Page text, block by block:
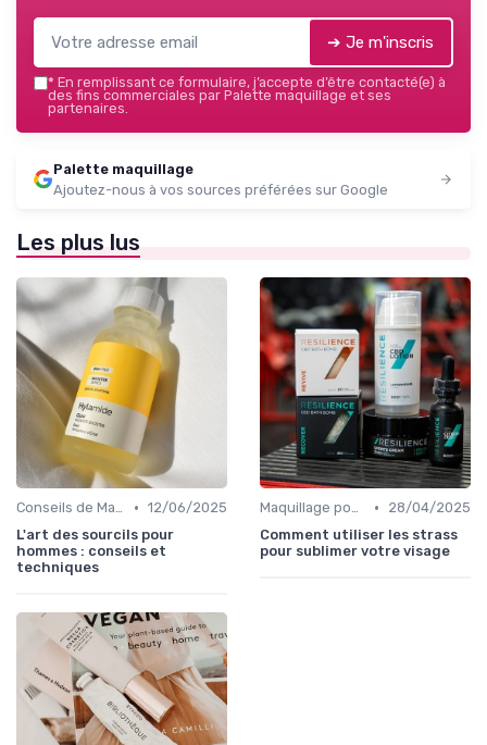
➔ Je m'inscris
* En remplissant ce formulaire, j’accepte d’être contacté(e) à
des fins commerciales par Palette maquillage et ses
partenaires.
Palette maquillage
Ajoutez-nous à vos sources préférées sur Google
Les plus lus
Conseils de Maquilleurs Professionnels • 12/06/2025
L'art des sourcils pour
hommes : conseils et
techniques
Maquillage pour Occasions Spéciales •
28/04/2025
Comment utiliser les strass
pour sublimer votre visage